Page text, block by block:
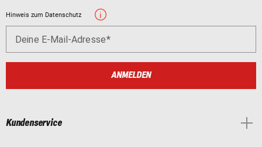
Hinweis zum Datenschutz
Deine E-Mail-Adresse
ANMELDEN
Kundenservice